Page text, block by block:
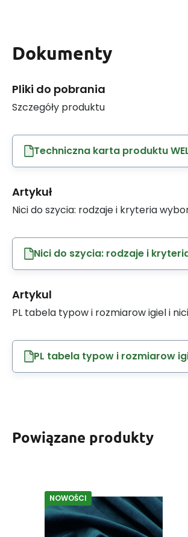
Dokumenty
Pliki do pobrania
Szczegóły produktu
Techniczna karta produktu
Artykuł
Nici do szycia: rodzaje i kryteria
Nici do szycia: rodzaje i
Artykul
PL tabela typow i rozmiarow igiel i nici
PL tabela typow i rozmiarow
Powiązane produkty
NOWOŚCI
Tkanina obiciowa
welurowa VELLUTO -
Blue 11
Kod:VELLUTO11
EAN:8595721021943
Dostaniesz1.00 punkt
36.20zł
W magazynie 53.16 m.b.
Znajdź idealną tkaninę